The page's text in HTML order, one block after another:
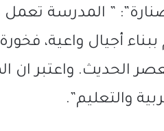
” المدرسة
أجيال واعية،
الحديث. واعتبر ان
والتعليم”.